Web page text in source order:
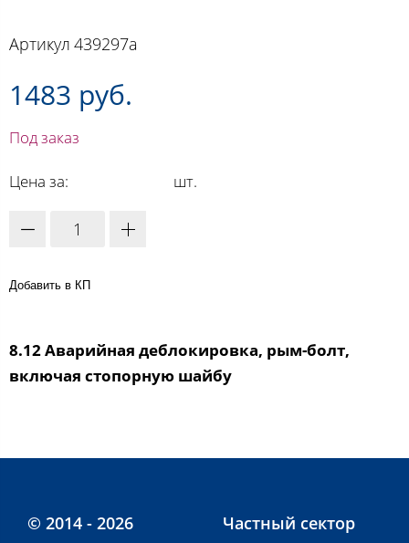
Артикул 439297a
1483 руб.
Под заказ
Цена за: шт.
Добавить в КП
8.12 Аварийная деблокировка, рым-болт,
включая стопорную шайбу
© 2014 - 2026 Частный сектор